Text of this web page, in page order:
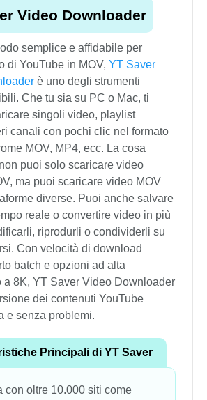
Video Downloader
semplice e affidabile per
di YouTube in MOV, YT Saver
è uno degli strumenti
Che tu sia su PC o Mac, ti
singoli video, playlist
canali con pochi clic nel formato
MOV, MP4, ecc. La cosa
puoi solo scaricare video
ma puoi scaricare video MOV
diverse. Puoi anche salvare
reale o convertire video in più
riprodurli o condividerli su
Con velocità di download
batch e opzioni ad alta
a 8K, YT Saver Video Downloader
dei contenuti YouTube
e senza problemi.
Principali di YT Saver
con oltre 10.000 siti come